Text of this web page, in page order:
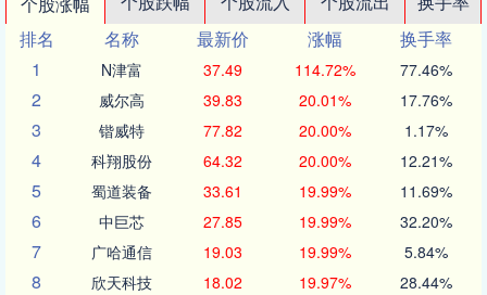
排名
名称 最新价 涨幅
换手率
1
N津富 37.49 114.72% 77.46%
2 威尔高 39.83 20.01% 17.76%
3 锴威特 77.82 20.00% 1.17%
4 科翔股份 64.32 20.00% 12.21%
5 蜀道装备 33.61 19.99% 11.69%
6 中巨芯 27.85 19.99% 32.20%
7 广哈通信 19.03 19.99% 5.84%
8 欣天科技 18.02 19.97% 28.44%